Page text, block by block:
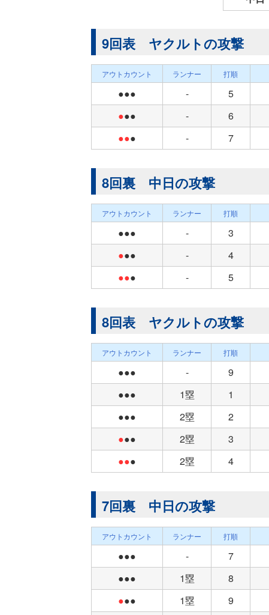
9回表 ヤクルトの攻撃
アウトカウント ランナー 打順
●●● - 5
●●● - 6
●●● - 7
8回裏 中日の攻撃
アウトカウント ランナー 打順
●●● - 3
●●● - 4
●●● - 5
8回表 ヤクルトの攻撃
アウトカウント ランナー 打順
●●● - 9
●●●
1塁 1
●●●
2塁 2
●●● 2塁 3
●●● 2塁 4
7回裏 中日の攻撃
アウトカウント ランナー 打順
●●● - 7
●●●
1塁 8
●●● 1塁 9